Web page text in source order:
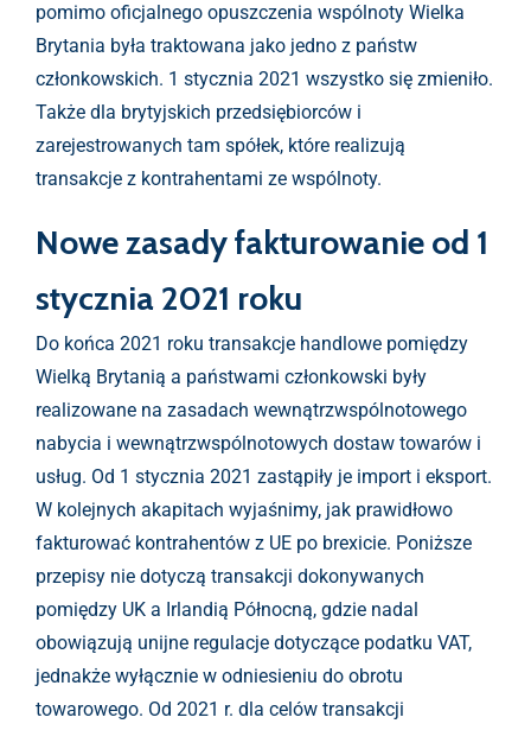
pomimo oficjalnego opuszczenia wspólnoty Wielka
Brytania była traktowana jako jedno z państw
członkowskich. 1 stycznia 2021 wszystko się zmieniło.
Także dla brytyjskich przedsiębiorców i
zarejestrowanych tam spółek, które realizują
transakcje z kontrahentami ze wspólnoty.
Nowe zasady fakturowanie od 1
stycznia 2021 roku
Do końca 2021 roku transakcje handlowe pomiędzy
Wielką Brytanią a państwami członkowski były
realizowane na zasadach wewnątrzwspólnotowego
nabycia i wewnątrzwspólnotowych dostaw towarów i
usług. Od 1 stycznia 2021 zastąpiły je import i eksport.
W kolejnych akapitach wyjaśnimy, jak prawidłowo
fakturować kontrahentów z UE po brexicie. Poniższe
przepisy nie dotyczą transakcji dokonywanych
pomiędzy UK a Irlandią Północną, gdzie nadal
obowiązują unijne regulacje dotyczące podatku VAT,
jednakże wyłącznie w odniesieniu do obrotu
towarowego. Od 2021 r. dla celów transakcji